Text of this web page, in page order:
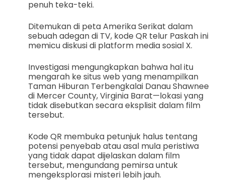
penuh teka-teki.
Ditemukan di peta Amerika Serikat dalam
sebuah adegan di TV, kode QR telur Paskah ini
memicu diskusi di platform media sosial X.
Investigasi mengungkapkan bahwa hal itu
mengarah ke situs web yang menampilkan
Taman Hiburan Terbengkalai Danau Shawnee
di Mercer County, Virginia Barat—lokasi yang
tidak disebutkan secara eksplisit dalam film
tersebut.
Kode QR membuka petunjuk halus tentang
potensi penyebab atau asal mula peristiwa
yang tidak dapat dijelaskan dalam film
tersebut, mengundang pemirsa untuk
mengeksplorasi misteri lebih jauh.